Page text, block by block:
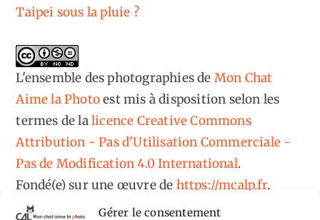
Gérer le consentement
Taipei sous la pluie ?
L'ensemble des photographiesde Mon Chat
Aime la Photoest mis à disposition selon les
termes de lalicence Creative Commons
Attribution - Pas d'Utilisation Commerciale -
Pas de Modification 4.0 International.
Fondé(e) sur une œuvre de https://mcalp.fr.